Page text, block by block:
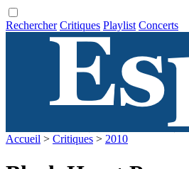
Rechercher Critiques Playlist Concerts
Accueil > Critiques > 2010